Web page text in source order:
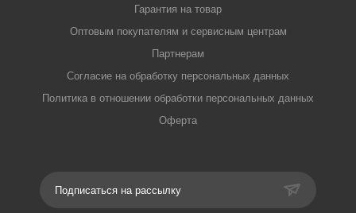
Гарантия на товар
Оптовым покупателям и сервисным центрам
Партнерам
Согласие на обработку персональных данных
Политика в отношении обработки персональных данных
Оферта
Подписаться на рассылку